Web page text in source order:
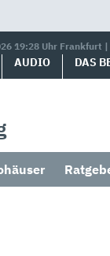
19:28 Uhr Frankfurt
AUDIO DAS